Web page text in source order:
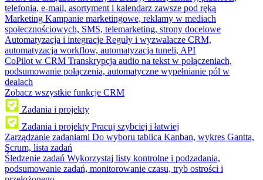
telefonia, e-mail, asortyment i kalendarz zawsze pod ręką
Marketing Kampanie marketingowe, reklamy w mediach
społecznościowych, SMS, telemarketing, strony docelowe
Automatyzacja i integracje Reguły i wyzwalacze CRM,
automatyzacja workflow, automatyzacja tuneli, API
CoPilot w CRM Transkrypcja audio na tekst w połączeniach,
podsumowanie połączenia, automatyczne wypełnianie pól w
dealach
Zobacz wszystkie funkcje CRM
Zadania i projekty
Zadania i projekty Pracuj szybciej i łatwiej
Zarządzanie zadaniami Do wyboru tablica Kanban, wykres Gantta,
Scrum, lista zadań
Śledzenie zadań Wykorzystaj listy kontrolne i podzadania,
podsumowanie zadań, monitorowanie czasu, tryb ostrości i